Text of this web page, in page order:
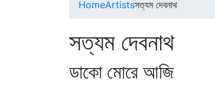
HomeArtistsসত্যম দেবনাথ
সত্যম দেবনাথ
ডাকো মোরে আজি